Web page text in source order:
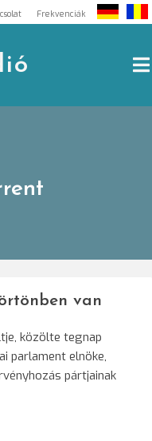
Frekvenciák
van
közölte tegnap
parlament elnöke,
pártjainak